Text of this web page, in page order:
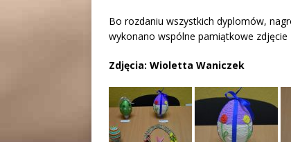
Bo rozdaniu wszystkich dyplomów,
wykonano wspólne pamiątkowe zdjęcie
Zdjęcia: Wioletta Waniczek